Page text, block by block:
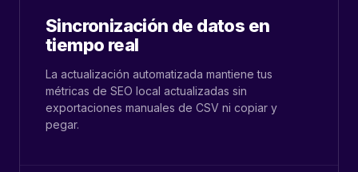
Sincronización de datos en
tiempo real
La actualización automatizada mantiene tus
métricas de SEO local actualizadas sin
exportaciones manuales de CSV ni copiar y
pegar.